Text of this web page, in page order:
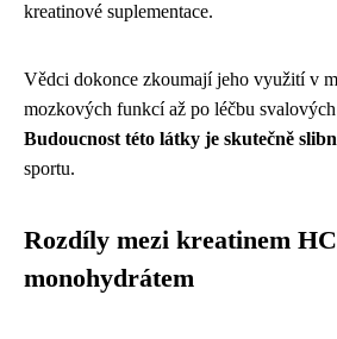
kreatinové suplementace.
Vědci dokonce zkoumají jeho využití v
mozkových funkcí až po léčbu
Budoucnost této látky je skutečně
sportu.
Rozdíly mezi kreatinem
monohydrátem